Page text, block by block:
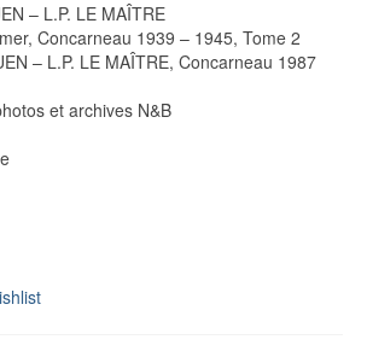
– L.P. LE MAÎTRE
Concarneau 1939 – 1945, Tome 2
– L.P. LE MAÎTRE, Concarneau 1987
et archives N&B